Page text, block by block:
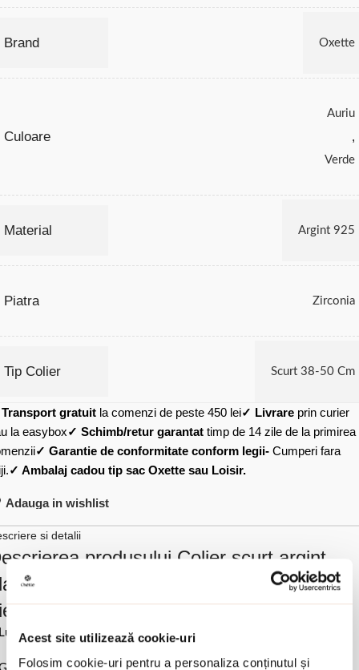
Acest site utilizează cookie-uri
Folosim cookie-uri pentru a personaliza conținutul și
Brand Oxette
Culoare
Auriu
,
Verde
Material Argint 925
Piatra Zirconia
Tip Colier Scurt 38-50 Cm
Transport gratuit la comenzi de peste 450 lei✓ Livrare prin curier
la easybox✓ Schimb/retur garantat timp de 14 zile de la primirea
✓ Garantie de conformitate conform legii- Cumperi fara
✓ Ambalaj cadou tip sac Oxette sau Loisir.
Adauga in wishlist
si detalii
produsului Colier scurt argint
cu aur de 18K cu pandantiv inel si
cubic zirconia verzi Mirror:
42 cm la care se adauga 3 cm extensie.